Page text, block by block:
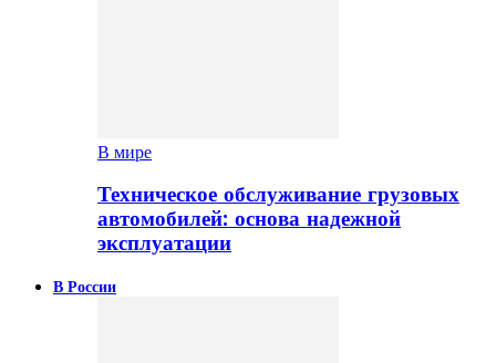
В мире
Техническое обслуживание грузовых
автомобилей: основа надежной
эксплуатации
В России